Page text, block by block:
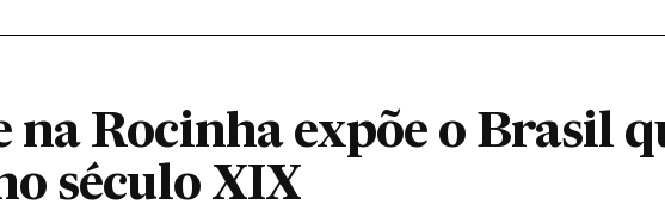
na Rocinha expõe o Brasil
século XIX